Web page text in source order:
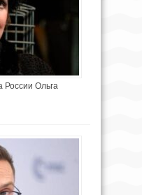
России Ольга